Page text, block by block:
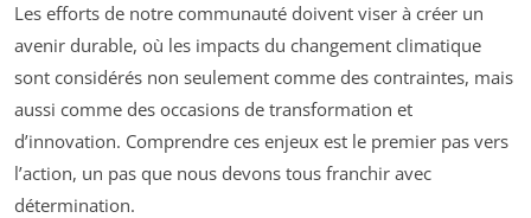
Les efforts de notre communauté doivent viser à créer un
avenir durable, où les impacts du changement climatique
sont considérés non seulement comme des contraintes, mais
aussi comme des occasions de transformation et
d’innovation. Comprendre ces enjeux est le premier pas vers
l’action, un pas que nous devons tous franchir avec
détermination.